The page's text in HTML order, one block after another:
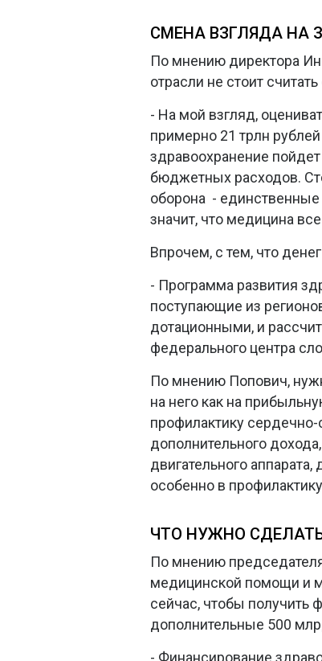
СМЕНА ВЗГЛЯДА НА
По мнению директора
отрасли не стоит
- На мой взгляд,
примерно 21 трлн
здравоохранение
бюджетных расходов.
оборона - единственные
значит, что медицина
Впрочем, с тем, что
- Программа развития
поступающие из
дотационными, и
федерального центра
По мнению Попович,
на него как на
профилактику
дополнительного
двигательного
особенно в
ЧТО НУЖНО
По мнению
медицинской помощи и
сейчас, чтобы получить
дополнительные 500
- Финансирование